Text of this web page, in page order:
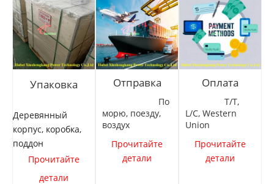
Упаковка
Деревянный
корпус, коробка,
поддон
Прочитайте
детали
Отправка
По
морю, поезду,
воздух
Прочитайте
детали
Оплата
T/T,
L/C, Western
Union
Прочитайте
детали